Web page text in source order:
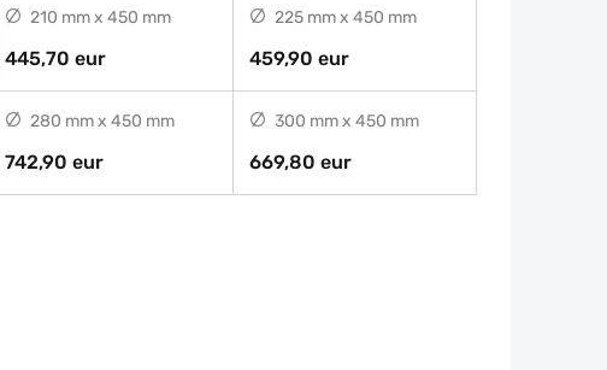
210 mm x 450 mm
445,70 eur
225 mm x 450 mm
459,90 eur
280 mm x 450 mm
742,90 eur
300 mm x 450 mm
669,80 eur